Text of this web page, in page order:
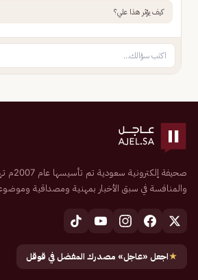
كيف يؤثر هذا علي؟
صحيفة
والمنافسة في سبق الأخبار بمهنية ومصداقية
★اجعل «عاجل» مصدرك المفضل في قوقل